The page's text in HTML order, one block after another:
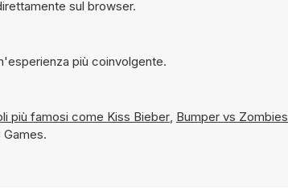
Machine su Y8 e funziona direttamente sul browser.
per un'esperienza più coinvolgente.
i titoli più famosi come Kiss Bieber, Bumper vs Zombies